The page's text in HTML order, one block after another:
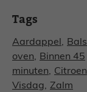
Tags
Aardappel,
oven, Binnen 45
minuten, Citroen
Visdag, Zalm